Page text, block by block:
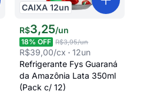
CAIXA12un
R$3,25/un
18% OFF R$3,95/un
R$39,00/cx 12un
Refrigerante Fys Guaraná
da Amazônia Lata 350ml
(Pack c/ 12)